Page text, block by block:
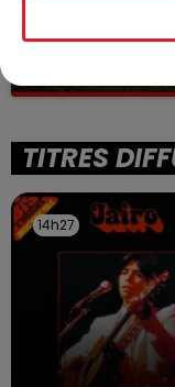
WINGLES: UN
La victime a
TITRES
14h27
14h27